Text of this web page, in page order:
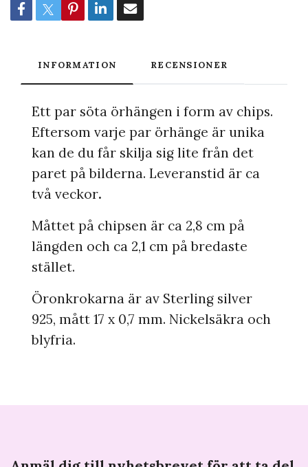
INFORMATION RECENSIONER
Ett par söta örhängen i form av chips.
Eftersom varje par örhänge är unika
kan de du får skilja sig lite från det
paret på bilderna. Leveranstid är ca
två veckor.
Måttet på chipsen är ca 2,8 cm på
längden och ca 2,1 cm på bredaste
stället.
Öronkrokarna är av Sterling silver
925, mått 17 x 0,7 mm. Nickelsäkra och
blyfria.